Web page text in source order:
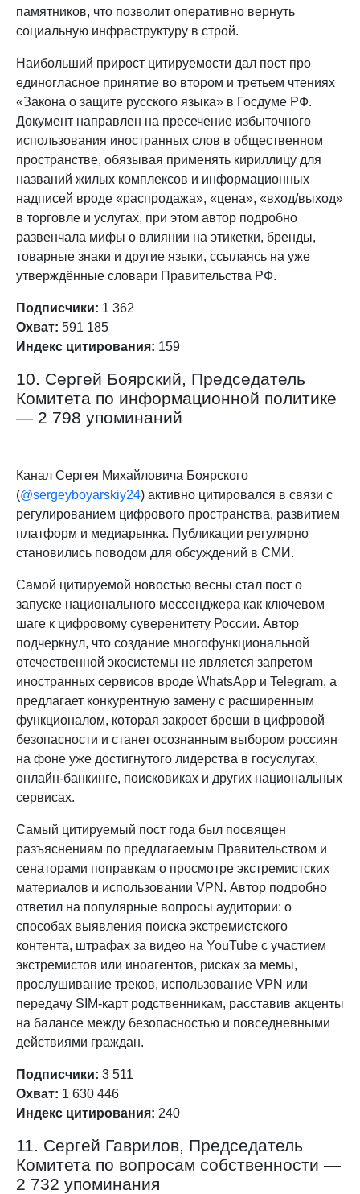
памятников, что позволит оперативно вернуть
социальную инфраструктуру в строй.
Наибольший прирост цитируемости дал пост про
единогласное принятие во втором и третьем чтениях
«Закона о защите русского языка» в Госдуме РФ.
Документ направлен на пресечение избыточного
использования иностранных слов в общественном
пространстве, обязывая применять кириллицу для
названий жилых комплексов и информационных
надписей вроде «распродажа», «цена», «вход/выход»
в торговле и услугах, при этом автор подробно
развенчала мифы о влиянии на этикетки, бренды,
товарные знаки и другие языки, ссылаясь на уже
утверждённые словари Правительства РФ.
Подписчики: 1 362
Охват: 591 185
Индекс цитирования: 159
10. Сергей Боярский, Председатель
Комитета по информационной политике
— 2 798 упоминаний
Канал Сергея Михайловича Боярского
(@sergeyboyarskiy24) активно цитировался в связи с
регулированием цифрового пространства, развитием
платформ и медиарынка. Публикации регулярно
становились поводом для обсуждений в СМИ.
Самой цитируемой новостью весны стал пост о
запуске национального мессенджера как ключевом
шаге к цифровому суверенитету России. Автор
подчеркнул, что создание многофункциональной
отечественной экосистемы не является запретом
иностранных сервисов вроде WhatsApp и Telegram, а
предлагает конкурентную замену с расширенным
функционалом, которая закроет бреши в цифровой
безопасности и станет осознанным выбором россиян
на фоне уже достигнутого лидерства в госуслугах,
онлайн-банкинге, поисковиках и других национальных
сервисах.
Самый цитируемый пост года был посвящен
разъяснениям по предлагаемым Правительством и
сенаторами поправкам о просмотре экстремистских
материалов и использовании VPN. Автор подробно
ответил на популярные вопросы аудитории: о
способах выявления поиска экстремистского
контента, штрафах за видео на YouTube с участием
экстремистов или иноагентов, рисках за мемы,
прослушивание треков, использование VPN или
передачу SIM-карт родственникам, расставив акценты
на балансе между безопасностью и повседневными
действиями граждан.
Подписчики: 3 511
Охват: 1 630 446
Индекс цитирования: 240
11. Сергей Гаврилов, Председатель
Комитета по вопросам собственности —
2 732 упоминания